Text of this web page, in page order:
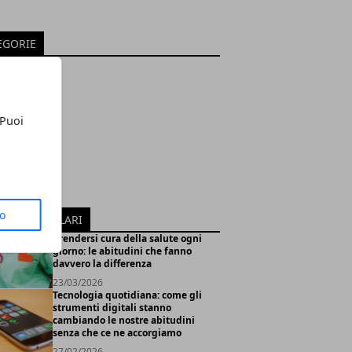
POPOLARI
Prendersi cura della salute ogni
giorno: le abitudini che fanno
davvero la differenza
23/03/2026
Tecnologia quotidiana: come gli
strumenti digitali stanno
cambiando le nostre abitudini
senza che ce ne accorgiamo